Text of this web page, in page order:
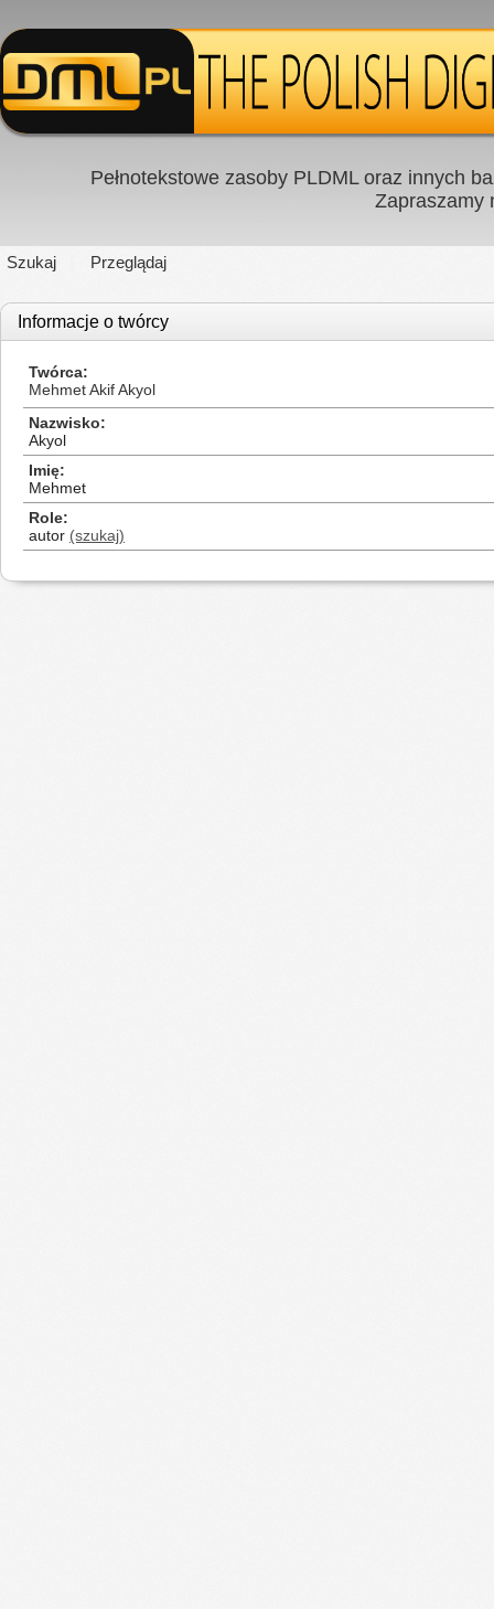
Pełnotekstowe zasoby PLDML oraz innych
Zapraszamy
Szukaj Przeglądaj
Informacje o twórcy
Twórca
Mehmet Akif Akyol
Nazwisko
Akyol
Imię
Mehmet
Role
autor (szukaj)